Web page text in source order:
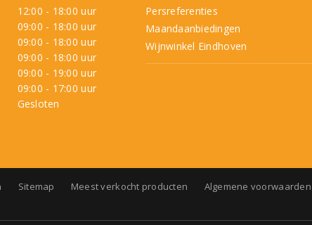
12:00 - 18:00 uur
09:00 - 18:00 uur
09:00 - 18:00 uur
09:00 - 18:00 uur
09:00 - 19:00 uur
09:00 - 17:00 uur
Gesloten
Persreferenties
Maandaanbiedingen
Wijnwinkel Eindhoven
Sitemap Meest verkocht producten Algemene voorwaarden